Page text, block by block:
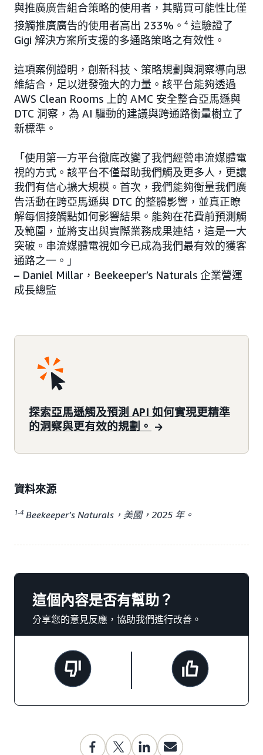
與推廣廣告組合策略的使用者，其購買可能性比僅
接觸推廣廣告的使用者高出 233%。 4 這驗證了
Gigi 解決方案所支援的多通路策略之有效性。
這項案例證明，創新科技、策略規劃與洞察導向思
維結合，足以迸發強大的力量。該平台能夠透過
AWS Clean Rooms 上的 AMC 安全整合亞馬遜與
DTC 洞察，為 AI 驅動的建議與跨通路衡量樹立了
新標準。
「使用第一方平台徹底改變了我們經營串流媒體電
視的方式。該平台不僅幫助我們觸及更多人，更讓
我們有信心擴大規模。首次，我們能夠衡量我們廣
告活動在跨亞馬遜與 DTC 的整體影響，並真正瞭
解每個接觸點如何影響結果。能夠在花費前預測觸
及範圍，並將支出與實際業務成果連結，這是一大
突破。串流媒體電視如今已成為我們最有效的獲客
通路之一。」
– Daniel Millar，Beekeeper’s Naturals 企業營運
成長總監
探索亞馬遜觸及預測 API 如何實現更精準
的洞察與更有效的規劃。
資料來源
1-4 Beekeeper’s Naturals，美國，2025 年。
這個內容是否有幫助？
分享您的意見反應，協助我們進行改善。